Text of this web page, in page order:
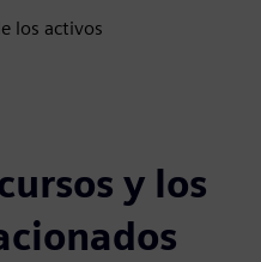
los activos
y los